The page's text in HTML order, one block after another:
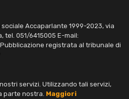
Accaparlante 1999-2023, via
tel. 051/6415005 E-mail:
registrata al tribunale di
servizi. Utilizzando tali servizi,
parte nostra. Maggiori